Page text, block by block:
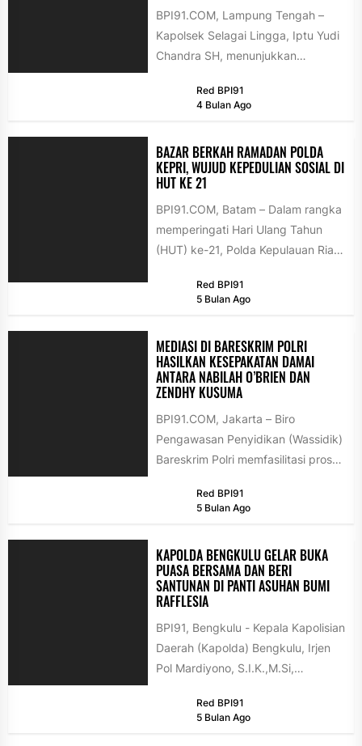
BPI91.COM, Lampung Tengah –
Kapolsek Selagai Lingga, Iptu Yudi
Chandra SH, menunjukkan
keamanan dan ketertiban
Red BPI91
4 Bulan Ago
BAZAR BERKAH RAMADAN POLDA
KEPRI, WUJUD KEPEDULIAN SOSIAL DI
HUT KE 21
BPI91.COM, Batam – Dalam rangka
memperingati Hari Ulang Tahun
(HUT) ke-21, Polda Kepulauan Riau
Ramadan 1447...
Red BPI91
5 Bulan Ago
MEDIASI DI BARESKRIM POLRI
HASILKAN KESEPAKATAN DAMAI
ANTARA NABILAH O’BRIEN DAN
ZENDHY KUSUMA
BPI91.COM, Jakarta – Biro
Pengawasan Penyidikan (Wassidik)
Bareskrim Polri memfasilitasi proses
Zendhy Kusuma terkait perkara...
Red BPI91
5 Bulan Ago
KAPOLDA BENGKULU GELAR BUKA
PUASA BERSAMA DAN BERI
SANTUNAN DI PANTI ASUHAN BUMI
RAFFLESIA
BPI91, Bengkulu - Kepala Kapolisian
Daerah (Kapolda) Bengkulu, Irjen
Pol Mardiyono, S.I.K.,M.Si,
bersama anak yatim dan dhuafa...
Red BPI91
5 Bulan Ago